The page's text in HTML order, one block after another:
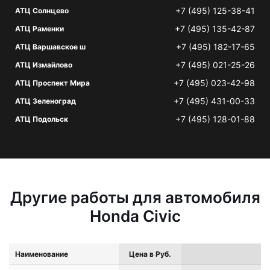
АТЦ Солнцево +7 (495) 125-38-41
АТЦ Раменки +7 (495) 135-42-87
АТЦ Варшавское ш +7 (495) 182-17-65
АТЦ Измайлово +7 (495) 021-25-26
АТЦ Проспект Мира +7 (495) 023-42-98
АТЦ Зеленоград +7 (495) 431-00-33
АТЦ Подольск +7 (495) 128-01-88
Другие работы для автомобиля
Honda Civic
Наименование Цена в Руб.